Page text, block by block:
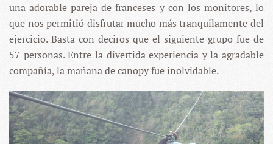
una adorable pareja de franceses y con los monitores, lo
que nos permitió disfrutar mucho más tranquilamente del
ejercicio. Basta con deciros que el siguiente grupo fue de
57 personas. Entre la divertida experiencia y la agradable
compañía, la mañana de canopy fue inolvidable.